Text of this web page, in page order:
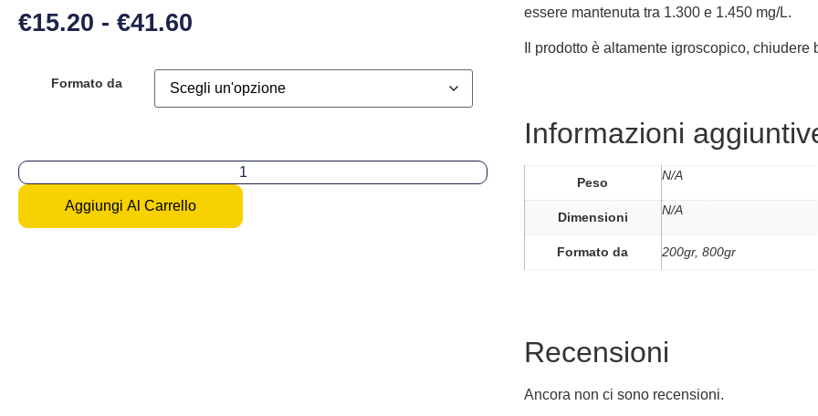
€15.20 - €41.60
Formato da
Aggiungi Al Carrello
essere mantenuta tra 1.300 e 1.450 mg/L.
Il prodotto è altamente igroscopico,
Informazioni
Peso N/A
Dimensioni N/A
Formato da 200gr, 800gr
Recensioni
Ancora non ci sono recensioni.